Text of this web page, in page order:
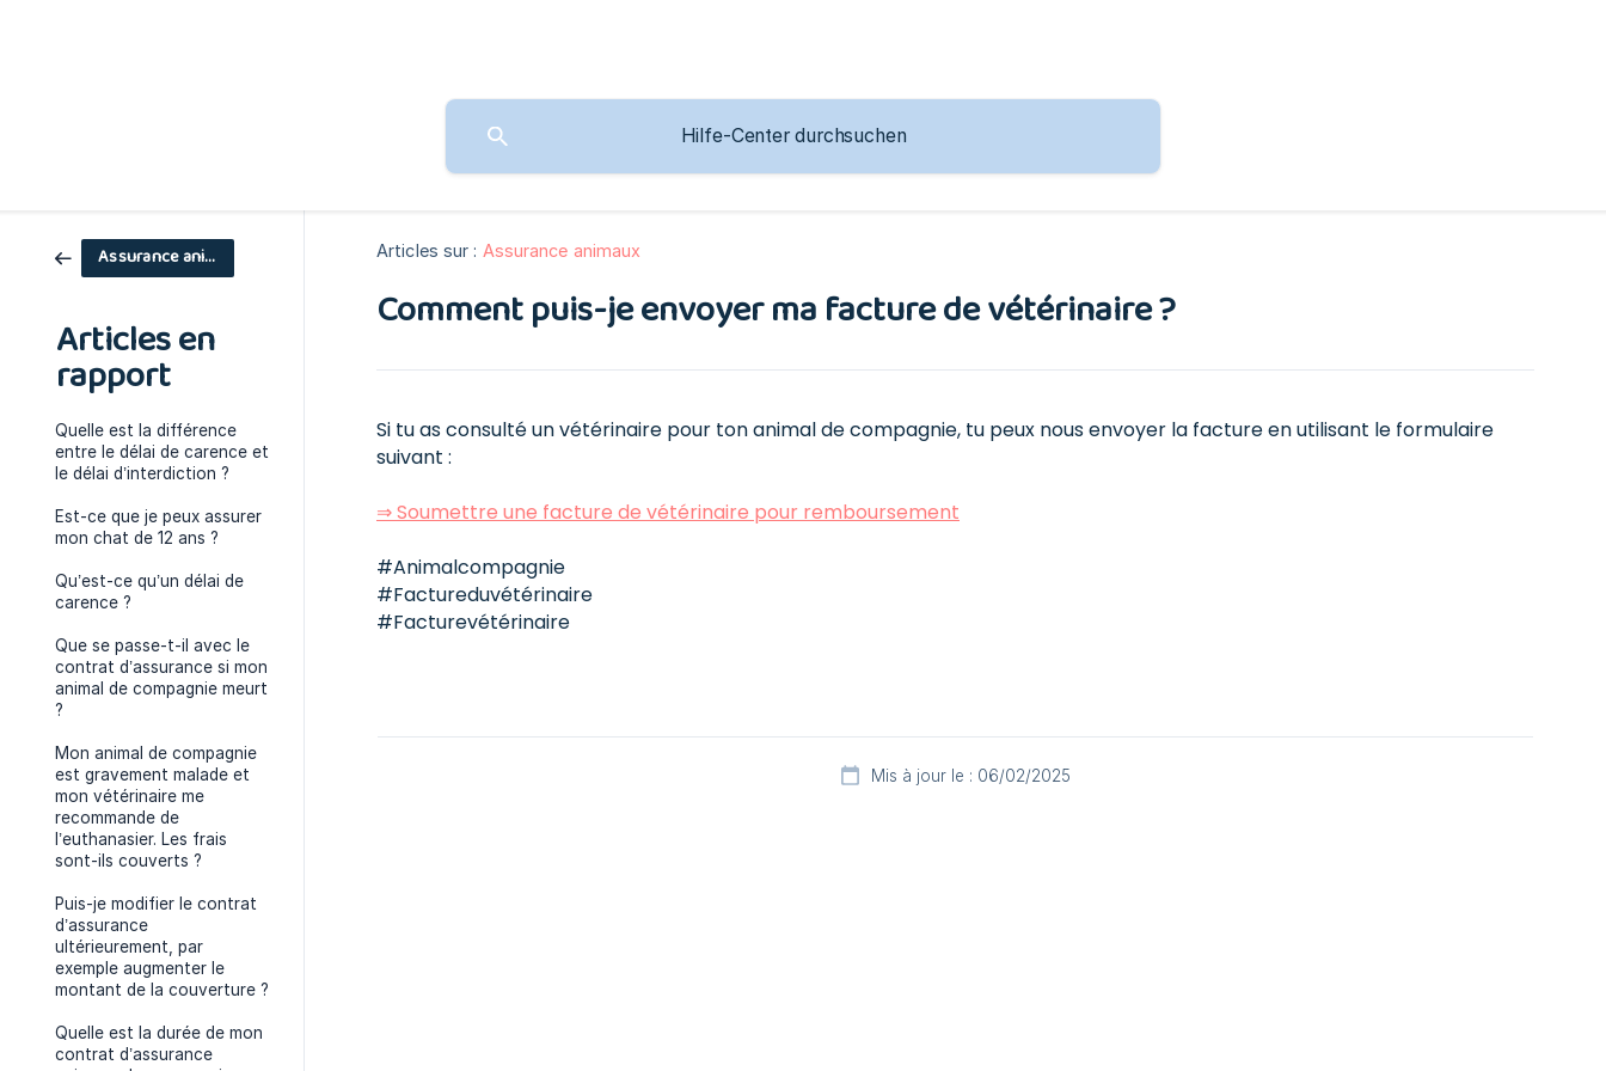
Assurance animaux
Articles en
rapport
Quelle est la différence
entre le délai de carence et
le délai d’interdiction ?
Est-ce que je peux assurer
mon chat de 12 ans ?
Qu’est-ce qu’un délai de
carence ?
Que se passe-t-il avec le
contrat d’assurance si mon
animal de compagnie meurt
?
Mon animal de compagnie
est gravement malade et
mon vétérinaire me
recommande de
l’euthanasier. Les frais
sont-ils couverts ?
Puis-je modifier le contrat
d’assurance
ultérieurement, par
exemple augmenter le
montant de la couverture ?
Quelle est la durée de mon
contrat d’assurance
Articles sur : Assurance animaux
Comment puis-je envoyer ma facture de vétérinaire ?
Si tu as consulté un vétérinaire pour ton animal de compagnie, tu peux nous envoyer la facture en utilisant le formulaire
suivant :
⇒ Soumettre une facture de vétérinaire pour remboursement
#Animalcompagnie
#Factureduvétérinaire
#Facturevétérinaire
Mis à jour le : 06/02/2025